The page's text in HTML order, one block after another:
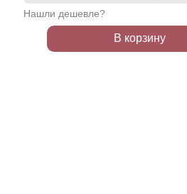
Нашли дешевле?
В корзину